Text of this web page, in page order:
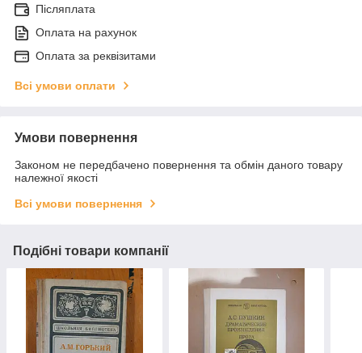
Післяплата
Оплата на рахунок
Оплата за реквізитами
Всі умови оплати
Умови повернення
Законом не передбачено повернення та обмін даного товару
належної якості
Всі умови повернення
Подібні товари компанії